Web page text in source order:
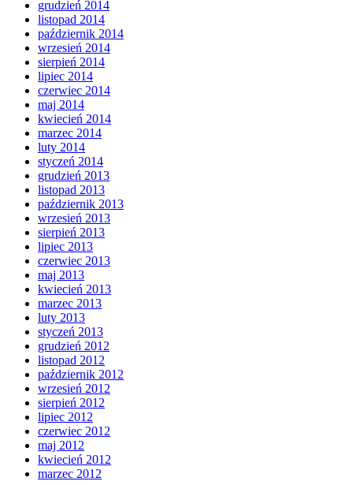
grudzień 2014
listopad 2014
październik 2014
wrzesień 2014
sierpień 2014
lipiec 2014
czerwiec 2014
maj 2014
kwiecień 2014
marzec 2014
luty 2014
styczeń 2014
grudzień 2013
listopad 2013
październik 2013
wrzesień 2013
sierpień 2013
lipiec 2013
czerwiec 2013
maj 2013
kwiecień 2013
marzec 2013
luty 2013
styczeń 2013
grudzień 2012
listopad 2012
październik 2012
wrzesień 2012
sierpień 2012
lipiec 2012
czerwiec 2012
maj 2012
kwiecień 2012
marzec 2012